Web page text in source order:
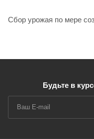
Сбор урожая по мере
Будьте в